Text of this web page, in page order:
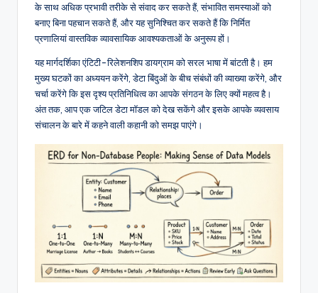
w
a
e
&
D
के साथ अधिक प्रभावी तरीके से संवाद कर सकते हैं, संभावित समस्याओं को
बनाए बिना पहचान सकते हैं, और यह सुनिश्चित कर सकते हैं कि निर्मित
प्रणालियां वास्तविक व्यावसायिक आवश्यकताओं के अनुरूप हों।
यह मार्गदर्शिका एंटिटी-रिलेशनशिप डायग्राम को सरल भाषा में बांटती है। हम
मुख्य घटकों का अध्ययन करेंगे, डेटा बिंदुओं के बीच संबंधों की व्याख्या करेंगे, और
चर्चा करेंगे कि इस दृश्य प्रतिनिधित्व का आपके संगठन के लिए क्यों महत्व है।
अंत तक, आप एक जटिल डेटा मॉडल को देख सकेंगे और इसके आपके व्यवसाय
संचालन के बारे में कहने वाली कहानी को समझ पाएंगे।